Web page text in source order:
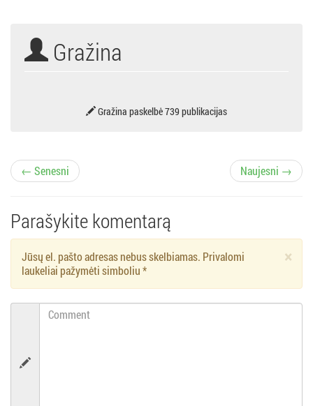
Gražina
Gražina paskelbė 739 publikacijas
Į
r
a
ų
a
← Senesni Naujesni →
Parašykite komentarą
×
Jūsų el. pašto adresas nebus skelbiamas. Privalomi
laukeliai pažymėti simboliu*
Comment